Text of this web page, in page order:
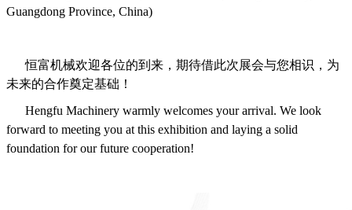
Guangdong Province, China)
恒富机械欢迎各位的到来，期待借此次展会与您相识，为
未来的合作奠定基础！
Hengfu Machinery warmly welcomes your arrival. We look
forward to meeting you at this exhibition and laying a solid
foundation for our future cooperation!